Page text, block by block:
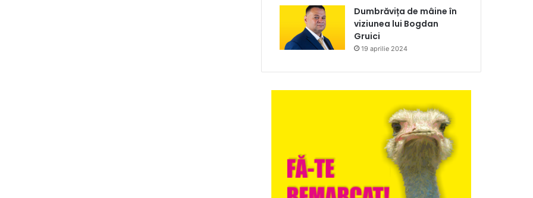
Dumbrăvița de mâine în
viziunea lui Bogdan
Gruici
19 aprilie 2024